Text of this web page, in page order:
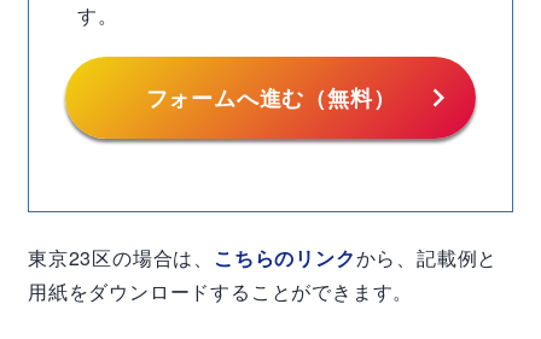
す。
フォームへ進む（無料） chevron_right
東京23区の場合は、 こちらのリンクから、記載例と
用紙をダウンロードすることができます。